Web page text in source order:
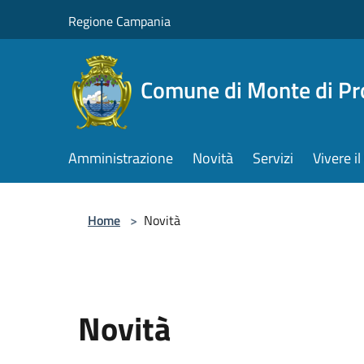
Regione Campania
Comune di Monte di
Amministrazione Novità Servizi Vivere
Home > Novità
Novità